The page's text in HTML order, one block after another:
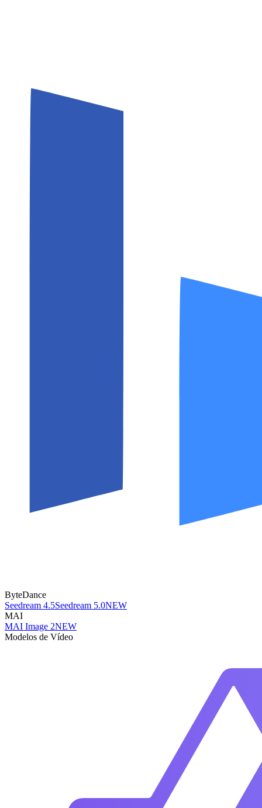
ByteDance
Seedream 4.5Seedream 5.0NEW
MAI
MAI Image 2NEW
Modelos de Vídeo